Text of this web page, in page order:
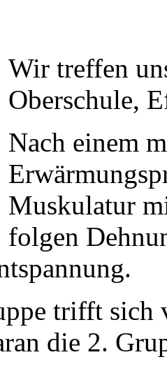
Wir treffen
Oberschule,
Nach einem
Muskulatur
folgen
trifft
die 2.